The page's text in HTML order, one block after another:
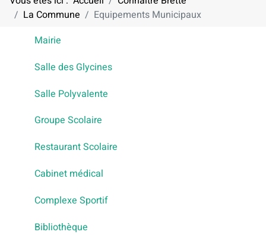
La Commune
Equipements Municipaux
EQUIPEMENTS MUNICIPAUX
Mairie
Salle des Glycines
Salle Polyvalente
Groupe Scolaire
Restaurant Scolaire
Cabinet médical
Complexe Sportif
Bibliothèque